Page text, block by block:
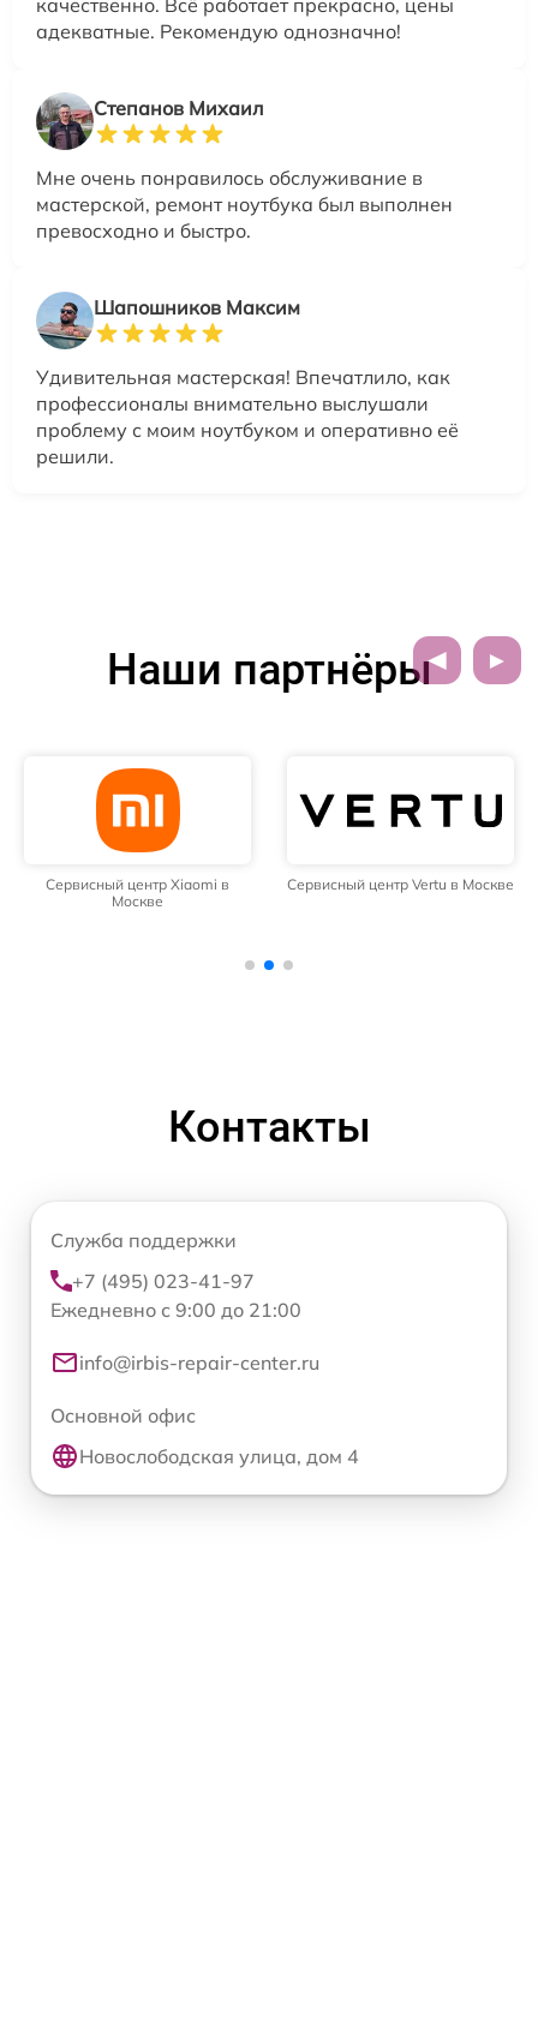
качественно. Всё работает прекрасно, цены
адекватные. Рекомендую однозначно!
Степанов Михаил
Мне очень понравилось обслуживание в
мастерской, ремонт ноутбука был выполнен
превосходно и быстро.
Шапошников Максим
Удивительная мастерская! Впечатлило, как
профессионалы внимательно выслушали
проблему с моим ноутбуком и оперативно её
решили.
Наши партнёры
Сервисный центр Xiaomi в
Москве
Сервисный центр Vertu в Москве
Контакты
Служба поддержки
+7 (495) 023-41-97
Ежедневно с 9:00 до 21:00
info@irbis-repair-center.ru
Основной офис
Новослободская улица, дом 4